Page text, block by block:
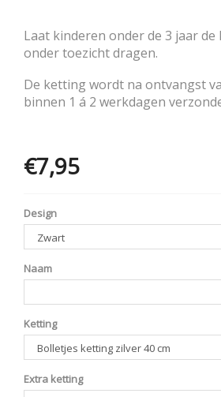
Laat kinderen onder de 3 jaar
onder toezicht dragen.
De ketting wordt na ontvangst
binnen 1 á 2 werkdagen
€7,95
Design
Naam
Ketting
Extra ketting